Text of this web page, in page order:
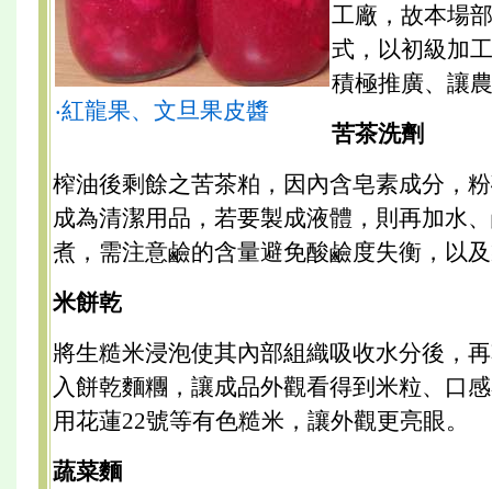
‧紅龍果、文旦果皮醬
工廠，故本場
式，以初級加
積極推廣、讓
苦茶洗劑
榨油後剩餘之苦茶粕，因內含皂素成分，
成為清潔用品，若要製成液體，則再加水
煮，需注意鹼的含量避免酸鹼度失衡，以
米餅乾
將生糙米浸泡使其內部組織吸收水分後，
入餅乾麵糰，讓成品外觀看得到米粒、口
用花蓮22號等有色糙米，讓外觀更亮眼。
蔬菜麵